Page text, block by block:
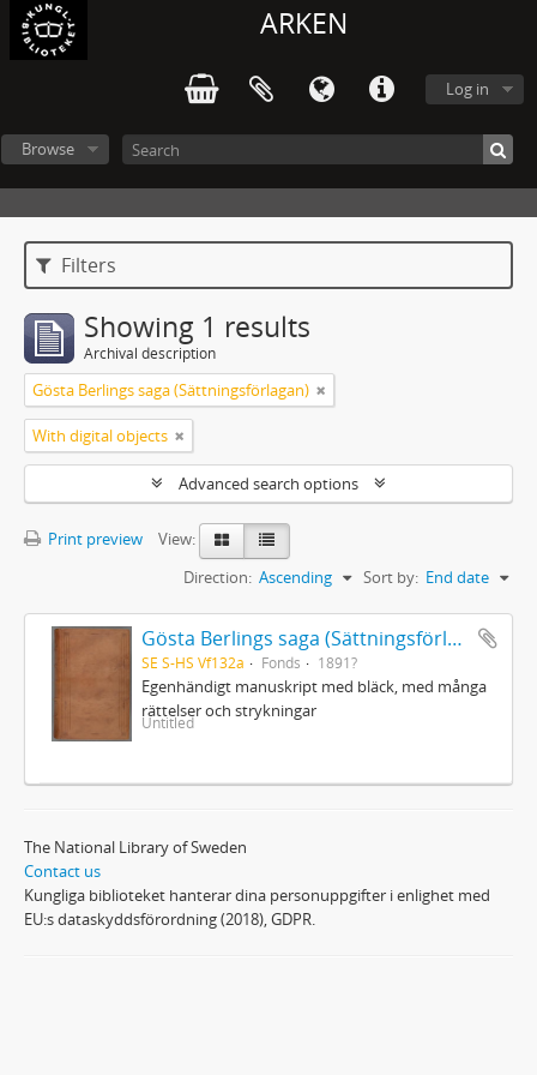
ARKEN
Log in
Browse
Filters
Showing 1 results
Archival description
Gösta Berlings saga (Sättningsförlagan)
With digital objects
Advanced search options
Print preview
View:
Sort by: End date
Direction: Ascending
Gösta Berlings saga (Sättningsförlagan)
SE S-HS Vf132a Fonds 1891?
Egenhändigt manuskript med bläck, med många
rättelser och strykningar
Untitled
The National Library of Sweden
Contact us
Kungliga biblioteket hanterar dina personuppgifter i enlighet med
EU:s dataskyddsförordning (2018), GDPR.